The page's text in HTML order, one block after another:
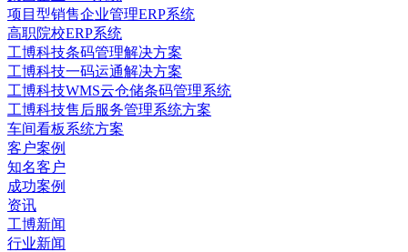
项目型销售企业管理ERP系统
高职院校ERP系统
工博科技条码管理解决方案
工博科技一码运通解决方案
工博科技WMS云仓储条码管理系统
工博科技售后服务管理系统方案
车间看板系统方案
客户案例
知名客户
成功案例
资讯
工博新闻
行业新闻